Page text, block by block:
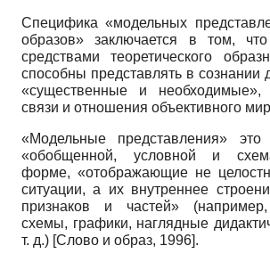
Специфика «модельных
образов» заключается в том,
средствами теоретического
способны представлять в сознании
«существенные и необходимые»,
связи и отношения объективного
«Модельные представления»
«обобщенной, условной и
форме, «отображающие не
ситуации, а их внутреннее
признаков и частей» (например,
схемы, графики, наглядные
т. д.) [Слово и образ, 1996].